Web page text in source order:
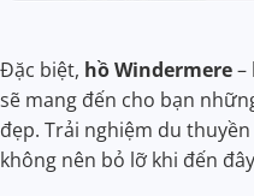
Đặc biệt, hồ Windermere–
sẽ mang đến cho bạn
đẹp. Trải nghiệm du
không nên bỏ lỡ khi đến